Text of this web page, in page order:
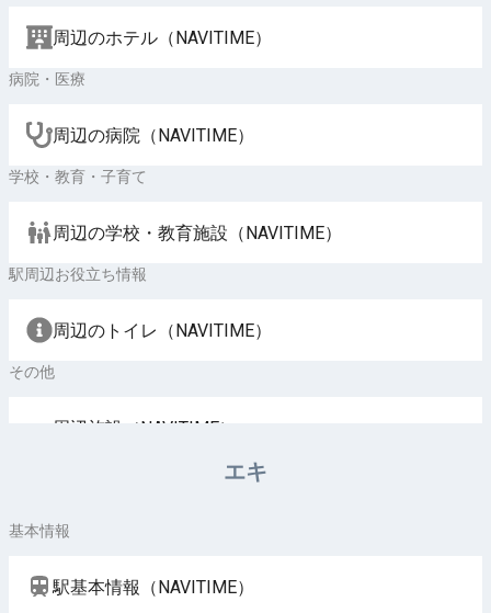
周辺のホテル（NAVITIME）
病院・医療
周辺の病院（NAVITIME）
学校・教育・子育て
周辺の学校・教育施設（NAVITIME）
駅周辺お役立ち情報
周辺のトイレ（NAVITIME）
その他
周辺施設（NAVITIME）
エキ
基本情報
駅基本情報（NAVITIME）